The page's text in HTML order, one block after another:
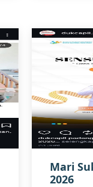
Mari
2026